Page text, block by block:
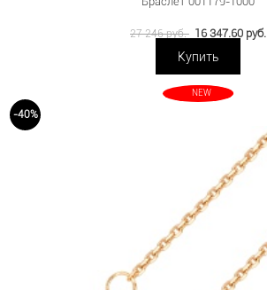
27 246 руб. 16 347.60 руб.
Купить
-40%
NEW